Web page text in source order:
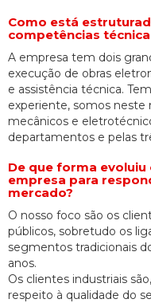
Como está
competências
A empresa tem dois
execução de obras
e assistência técnica.
experiente, somos
mecânicos e
departamentos e pelas
De que forma
empresa para
mercado?
O nosso foco são os
públicos, sobretudo os
segmentos tradicionais
anos.
Os clientes industriais
respeito à qualidade do